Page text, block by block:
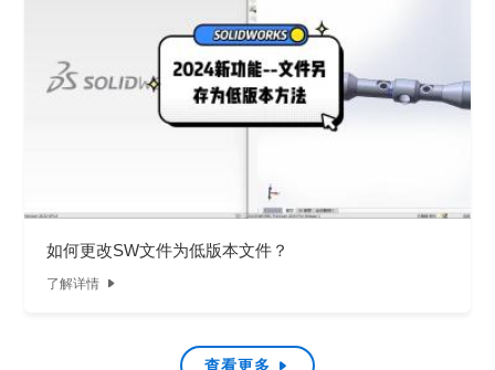
如何更改SW文件为低版本文件？
了解详情 
查看更多 